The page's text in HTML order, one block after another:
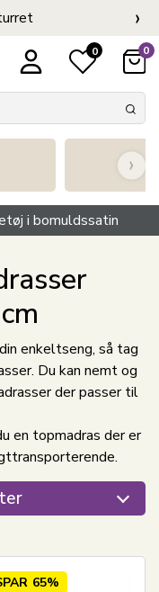
›
0 0
›
i bomuldssatin
enkeltseng, så tag
Du kan nemt og
der passer til
en topmadras der er
65%